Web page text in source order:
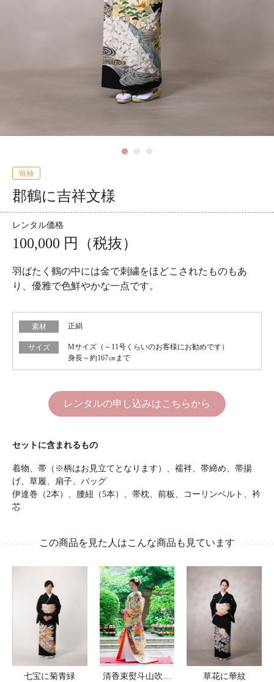
留袖
郡鶴に吉祥文様
レンタル価格
100,000 円（税抜）
羽ばたく鶴の中には金で刺繍をほどこされたものもあ
り、優雅で色鮮やかな一点です。
素材 正絹
サイズ
Mサイズ（～11号くらいのお客様にお勧めです）
身長～約167㎝まで
レンタルの申し込みはこちらから
セットに含まれるもの
着物、帯（※柄はお見立てとなります）、襦袢、帯締め、帯揚
げ、草履、扇子、バッグ
伊達巻（2本）、腰紐（5本）、帯枕、前板、コーリンベルト、衿
芯
この商品を見た人はこんな商品も見ています
七宝に菊青緑 清香束熨斗山吹色ぼかし 草花に華紋